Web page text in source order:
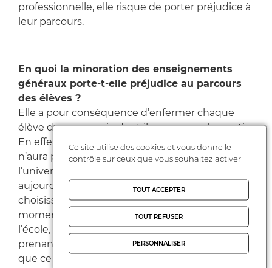
professionnelle, elle risque de porter préjudice à
leur parcours.
En quoi la minoration des enseignements
généraux porte-t-elle préjudice au parcours
des élèves ?
Elle a pour conséquence d’enfermer chaque
élève dans une voie dont il ne pourra plus sortir.
En effet, faute de savoirs généraux suffisants, il
n’aura plus la possibilité de bifurquer vers
l’université, comme c’est encore le cas
aujourd’hui. Or, il n’est pas rare que des élèves «
choisissent » la voie professionnelle à un
moment de leur vie où ils sont en rupture avec
l’école, traversent une passe difficile, tout en
prenant conscience quelques années plus tard
que ce n’était pas ce qu’ils souhaitaient. À cause
Ce site utilise des cookies et vous donne le
contrôle sur ceux que vous souhaitez activer
TOUT ACCEPTER
TOUT REFUSER
PERSONNALISER